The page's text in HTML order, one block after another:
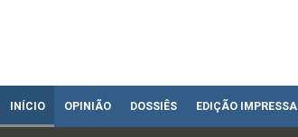
INÍCIO OPINIÃO DOSSIÊS EDIÇÃO IMPRESSA